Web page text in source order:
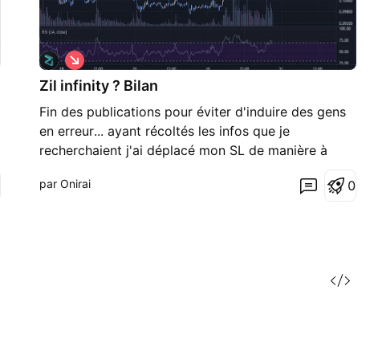
Zil infinity ? Bilan
Fin des publications pour éviter d'induire des gens
en erreur... ayant récoltés les infos que je
recherchaient j'ai déplacé mon SL de manière à
vraiment une bonne méthode de trading finalement
S
h
o
t
par Onirai 0